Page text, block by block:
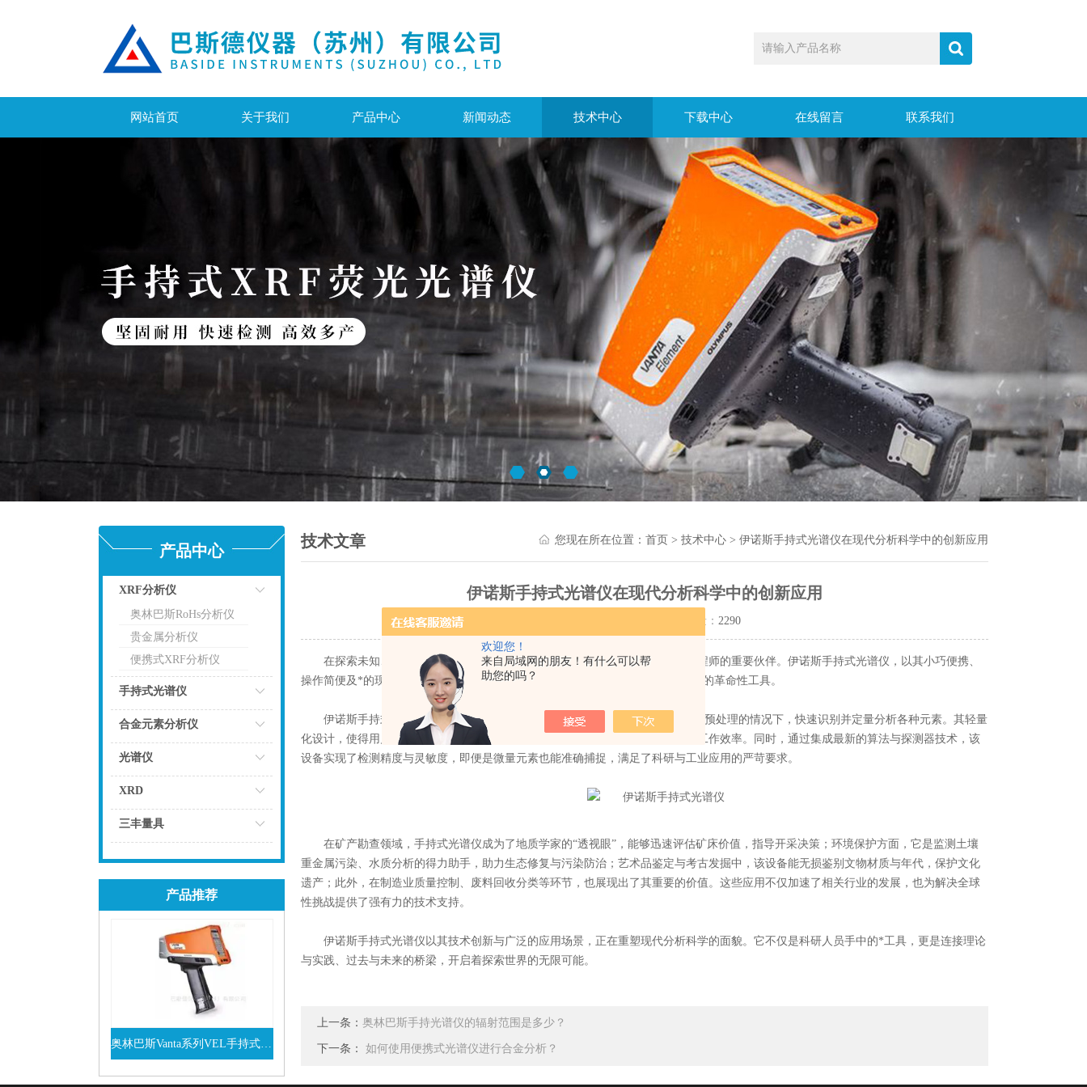
欢迎您！
来自局域网的朋友！有什么可以帮
助您的吗？
网站首页 关于我们 产品中心 新闻动态 技术中心 下载中心 在线留言 联系我们
产品中心
XRF分析仪
点击
奥林巴斯RoHs分析仪
贵金属分析仪
便携式XRF分析仪
手持式光谱仪
合金元素分析仪
光谱仪
XRD
三丰量具
产品推荐
奥林巴斯Vanta系列VEL手持式XRF光谱仪
查看详情
技术文章 您现在所在位置： 首页 > 技术中心 > 伊诺斯手持式光谱仪在现代分析科学中的创新应用
伊诺斯手持式光谱仪在现代分析科学中的创新应用
更新时间：2024-12-09 点击量： 2290
在探索未知、解析物质构成的旅程中，精准且高效的分析工具是科学家与工程师的重要伙伴。伊诺斯手持式光谱仪，以其小巧便携、
操作简便及*的现场分析能力，正成为地质勘探、材料科学、环境监测等多个领域的革命性工具。
伊诺斯手持式光谱仪采用了先进的X射线荧光（XRF）技术，能够在无需样品预处理的情况下，快速识别并定量分析各种元素。其轻量
化设计，使得用户可以轻松携带至野外或生产线上进行即时检测，极大地提高了工作效率。同时，通过集成最新的算法与探测器技术，该
设备实现了检测精度与灵敏度，即便是微量元素也能准确捕捉，满足了科研与工业应用的严苛要求。
在矿产勘查领域，手持式光谱仪成为了地质学家的“透视眼”，能够迅速评估矿床价值，指导开采决策；环境保护方面，它是监测土壤
重金属污染、水质分析的得力助手，助力生态修复与污染防治；艺术品鉴定与考古发掘中，该设备能无损鉴别文物材质与年代，保护文化
遗产；此外，在制造业质量控制、废料回收分类等环节，也展现出了其重要的价值。这些应用不仅加速了相关行业的发展，也为解决全球
性挑战提供了强有力的技术支持。
伊诺斯手持式光谱仪以其技术创新与广泛的应用场景，正在重塑现代分析科学的面貌。它不仅是科研人员手中的*工具，更是连接理论
与实践、过去与未来的桥梁，开启着探索世界的无限可能。
上一条： 奥林巴斯手持光谱仪的辐射范围是多少？
下一条： 如何使用便携式光谱仪进行合金分析？